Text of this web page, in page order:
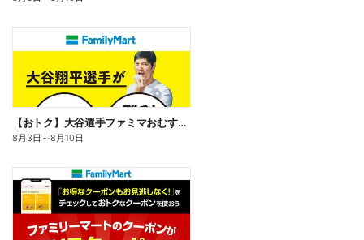
【おトク】大谷選手ファミマおむすび割
8月3日 ～8月10日